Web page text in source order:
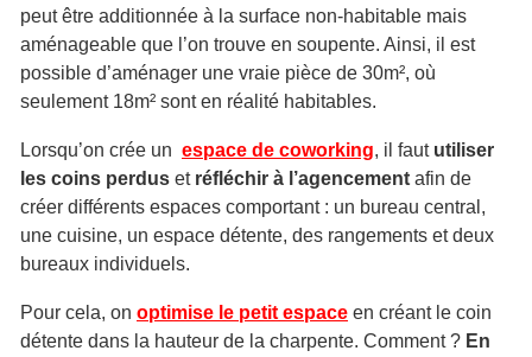
peut être additionnée à la surface non-habitable mais
aménageable que l’on trouve en soupente. Ainsi, il est
possible d’aménager une vraie pièce de 30m², où
seulement 18m² sont en réalité habitables.
Lorsqu’on crée un espace de coworking, il faut utiliser
les coins perdus et réfléchir à l’agencement afin de
créer différents espaces comportant : un bureau central,
une cuisine, un espace détente, des rangements et deux
bureaux individuels.
Pour cela, on optimise le petit espace en créant le coin
détente dans la hauteur de la charpente. Comment ? En